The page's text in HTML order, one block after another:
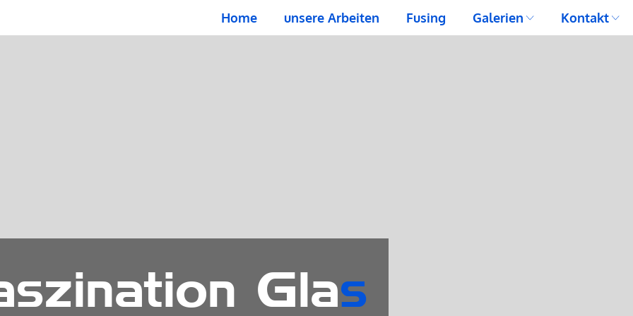
Home unsere Arbeiten Fusing Galerien Kontakt
Glas